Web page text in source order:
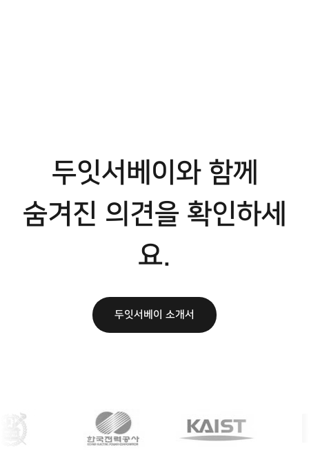
두잇서베이와 함께
숨겨진 의견을 확인하세
요.
두잇서베이 소개서